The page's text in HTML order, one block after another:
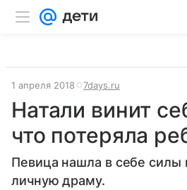
1 апреля 2018 7days.ru
Натали винит
что потеряла
Певица нашла в себе силы
личную драму.